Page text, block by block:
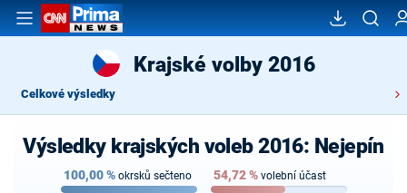
Krajské volby 2016
Celkové výsledky
Výsledky krajských voleb 2016: Nejepín
100,00% okrsků sečteno 54,72% volební účast